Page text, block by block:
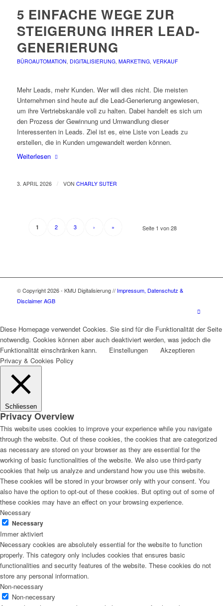
5 EINFACHE WEGE ZUR
STEIGERUNG IHRER LEAD-
GENERIERUNG
BÜROAUTOMATION, DIGITALISIERUNG, MARKETING, VERKAUF
Mehr Leads, mehr Kunden. Wer will dies nicht. Die meisten
Unternehmen sind heute auf die Lead-Generierung angewiesen,
um ihre Vertriebskanäle voll zu halten. Dabei handelt es sich um
den Prozess der Gewinnung und Umwandlung dieser
Interessenten in Leads. Ziel ist es, eine Liste von Leads zu
erstellen, die in Kunden umgewandelt werden können.
Weiterlesen
3. APRIL 2026 / VON CHARLY SUTER
Seite 1 von 28
1 2 3 › »
© Copyright 2026 - KMU Digitalisierung // Impressum, Datenschutz &
Disclaimer AGB
Diese Homepage verwendet Cookies. Sie sind für die Funktionalität der Seite
notwendig. Cookies können aber auch deaktiviert werden, was jedoch die
Funktionalität einschränken kann.
Einstellungen
Akzeptieren
Privacy & Cookies Policy
Schliessen
Privacy Overview
This website uses cookies to improve your experience while you navigate
through the website. Out of these cookies, the cookies that are categorized
as necessary are stored on your browser as they are essential for the
working of basic functionalities of the website. We also use third-party
cookies that help us analyze and understand how you use this website.
These cookies will be stored in your browser only with your consent. You
also have the option to opt-out of these cookies. But opting out of some of
these cookies may have an effect on your browsing experience.
Necessary
Necessary
Immer aktiviert
Necessary cookies are absolutely essential for the website to function
properly. This category only includes cookies that ensures basic
functionalities and security features of the website. These cookies do not
store any personal information.
Non-necessary
Non-necessary